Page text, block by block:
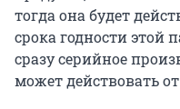
тогда она будет
срока годности этой
сразу серийное
может действовать от